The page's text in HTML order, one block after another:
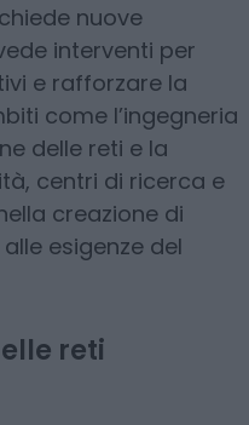
nuove
interventi per
e rafforzare la
come l’ingegneria
delle reti e la
centri di ricerca e
creazione di
esigenze del
reti